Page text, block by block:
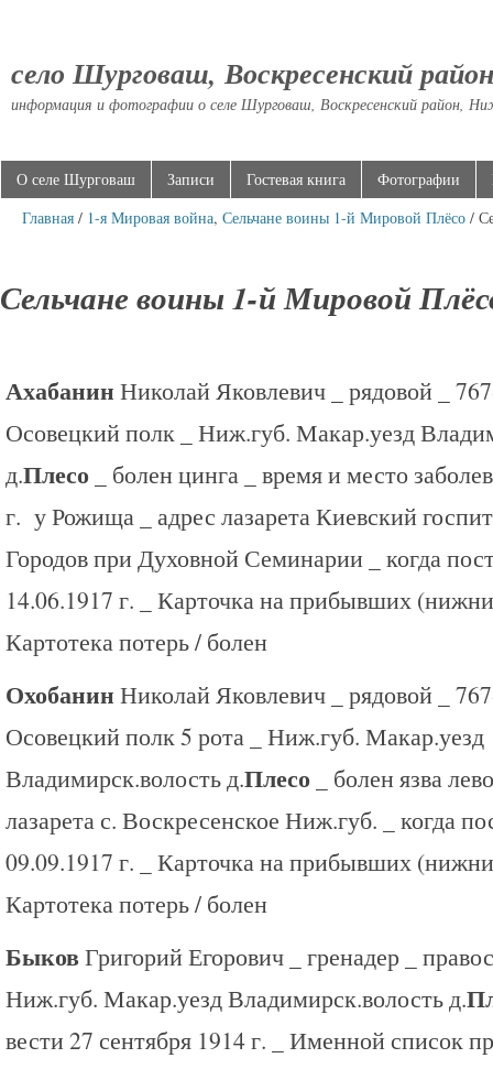
село Шурговаш, Воскресенский район
информация и фотографии о селе Шурговаш, Воскресенский район,
О селе Шурговаш Записи Гостевая книга Фотографии
Главная / 1-я Мировая война, Сельчане воины 1-й Мировой Плёсо /
Сельчане воины 1-й Мировой
Ахабанин Николай Яковлевич _ рядовой _
Осовецкий полк _ Ниж.губ. Макар.уезд
д.Плесо
_ болен цинга _ время и место
г. у Рожища _ адрес лазарета Киевский
Городов при Духовной Семинарии _ когда
14.06.1917 г. _ Карточка на прибывших
Картотека потерь / болен
Охобанин Николай Яковлевич _ рядовой _
Осовецкий полк 5 рота _ Ниж.губ. Макар.уезд
Владимирск.волость д.Плесо _ болен язва
лазарета с. Воскресенское Ниж.губ. _ когда
09.09.1917 г. _ Карточка на прибывших
Картотека потерь / болен
БыковГригорий Егорович _ гренадер _
Ниж.губ. Макар.уезд Владимирск.волость д.
вести 27 сентября 1914 г. _ Именной список